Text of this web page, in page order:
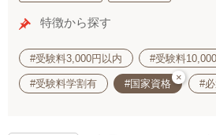
特徴から探す
#受験料3,000円以内 #受験料
#受験料学割有 #国家資格
×
#